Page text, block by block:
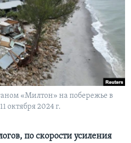
«Милтон» на побережье в
октября 2024 г.
по скорости усиления